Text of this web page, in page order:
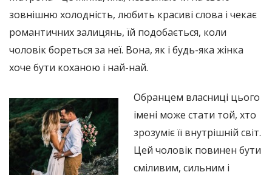
зовнішню холодність, любить красиві слова і чекає
романтичних залицянь, їй подобається, коли
чоловік бореться за неї. Вона, як і будь-яка жінка
хоче бути коханою і най-най.
Обранцем власниці цього
імені може стати той, хто
зрозуміє її внутрішній світ.
Цей чоловік повинен бути
сміливим, сильним і